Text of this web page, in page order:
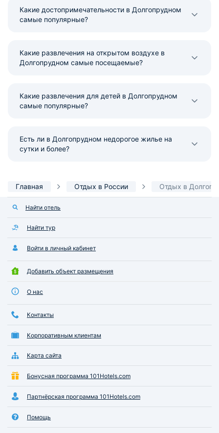
Какие достопримечательности в Долгопрудном
самые популярные?
Какие развлечения на открытом воздухе в
Долгопрудном самые посещаемые?
Какие развлечения для детей в Долгопрудном
самые популярные?
Есть ли в Долгопрудном недорогое жилье на
сутки и более?
Главная Отдых в России Отдых в
Найти отель
Найти тур
Войти в личный кабинет
Добавить объект размещения
О нас
Контакты
Корпоративным клиентам
Карта сайта
Бонусная программа 101Hotels.com
Партнёрская программа 101Hotels.com
Помощь